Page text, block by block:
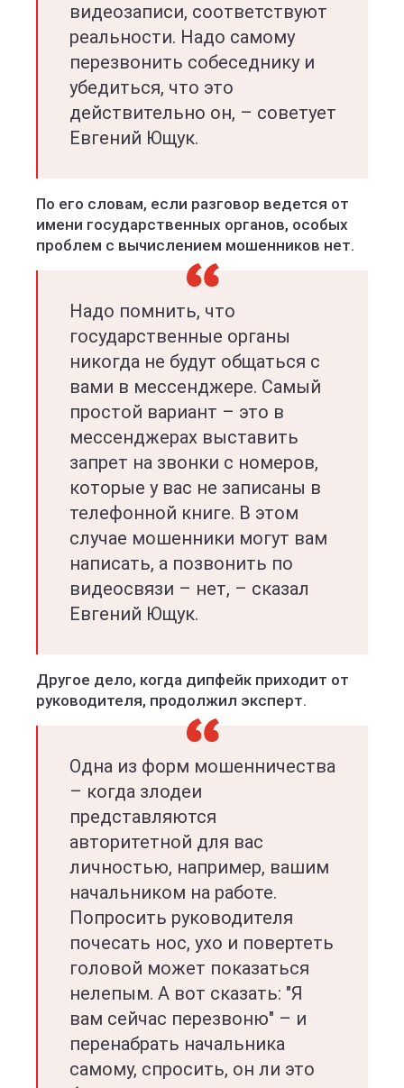
видеозаписи, соответствуют
реальности. Надо самому
перезвонить собеседнику и
убедиться, что это
действительно он, – советует
Евгений Ющук.
По его словам, если разговор ведется от
имени государственных органов, особых
проблем с вычислением мошенников нет.
Надо помнить, что
государственные органы
никогда не будут общаться с
вами в мессенджере. Самый
простой вариант – это в
мессенджерах выставить
запрет на звонки с номеров,
которые у вас не записаны в
телефонной книге. В этом
случае мошенники могут вам
написать, а позвонить по
видеосвязи – нет, – сказал
Евгений Ющук.
Другое дело, когда дипфейк приходит от
руководителя, продолжил эксперт.
Одна из форм мошенничества
– когда злодеи
представляются
авторитетной для вас
личностью, например, вашим
начальником на работе.
Попросить руководителя
почесать нос, ухо и повертеть
головой может показаться
нелепым. А вот сказать: "Я
вам сейчас перезвоню" – и
перенабрать начальника
самому, спросить, он ли это